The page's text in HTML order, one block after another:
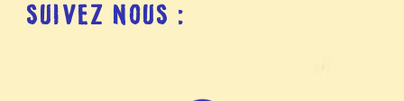
SUIVEZ NOUS :